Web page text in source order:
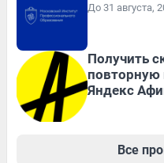
До 31 августа,
Получить
повторную
Яндекс
Все